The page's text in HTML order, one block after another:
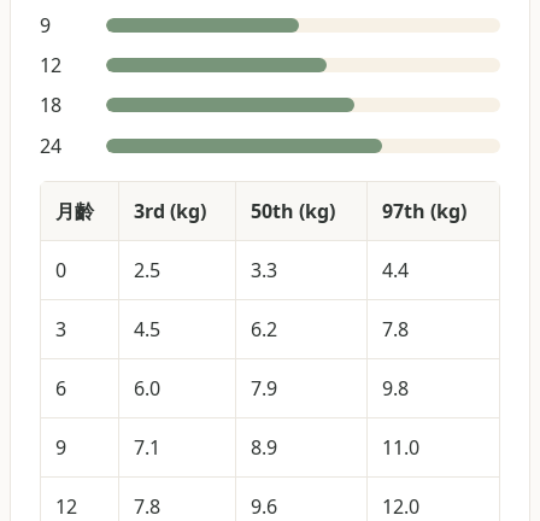
9
12
18
24
月齡 3rd (kg) 50th (kg) 97th (kg)
0 2.5 3.3 4.4
3 4.5 6.2 7.8
6 6.0 7.9 9.8
9 7.1 8.9 11.0
12 7.8 9.6 12.0